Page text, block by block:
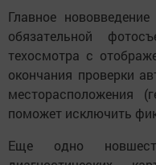
Главное
обязательной
техосмотра с
окончания проверки
месторасположения
поможет исключить
Еще одно